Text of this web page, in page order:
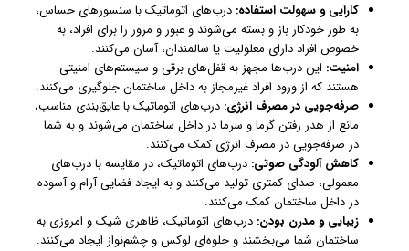
کارایی و سهولت استفاده: درب‌های اتوماتیک با سنسورهای حساس،
به طور خودکار باز و بسته می‌شوند و عبور و مرور را برای افراد، به
خصوص افراد دارای معلولیت یا سالمندان، آسان می‌کنند.
امنیت: این درب‌ها مجهز به قفل‌های برقی و سیستم‌های امنیتی
هستند که از ورود افراد غیرمجاز به داخل ساختمان جلوگیری می‌کنند.
صرفه‌جویی در مصرف انرژی: درب‌های اتوماتیک با عایق‌بندی مناسب،
مانع از هدر رفتن گرما و سرما در داخل ساختمان می‌شوند و به شما
در صرفه‌جویی در مصرف انرژی کمک می‌کنند.
کاهش آلودگی صوتی: درب‌های اتوماتیک، در مقایسه با درب‌های
معمولی، صدای کمتری تولید می‌کنند و به ایجاد فضایی آرام و آسوده
در داخل ساختمان کمک می‌کنند.
زیبایی و مدرن بودن: درب‌های اتوماتیک، ظاهری شیک و امروزی به
ساختمان شما می‌بخشند و جلوه‌ای لوکس و چشم‌نواز ایجاد می‌کنند.